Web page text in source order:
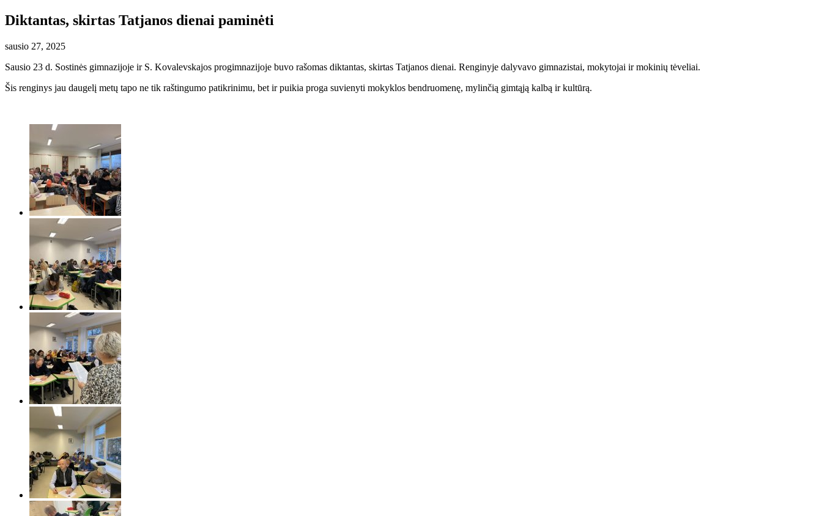
Diktantas, skirtas Tatjanos dienai paminėti
sausio 27, 2025
Sausio 23 d. Sostinės gimnazijoje ir S. Kovalevskajos progimnazijoje buvo rašomas diktantas, skirtas Tatjanos dienai. Renginyje dalyvavo gimnazistai, mokytojai ir mokinių tėveliai.
Šis renginys jau daugelį metų tapo ne tik raštingumo patikrinimu, bet ir puikia proga suvienyti mokyklos bendruomenę, mylinčią gimtąją kalbą ir kultūrą.